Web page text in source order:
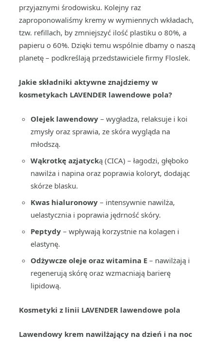
przyjaznymi środowisku. Kolejny raz
zaproponowaliśmy kremy w wymiennych wkładach,
tzw. refillach, by zmniejszyć ilość plastiku o 80%, a
papieru o 60%. Dzięki temu wspólnie dbamy o naszą
planetę – podkreślają przedstawiciele firmy Floslek.
Jakie składniki aktywne znajdziemy w
kosmetykach LAVENDER lawendowe pola?
Olejek lawendowy – wygładza, relaksuje i koi
zmysły oraz sprawia, ze skóra wygląda na
młodszą.
Wąkrotkę azjatycką (CICA) – łagodzi, głęboko
nawilża i napina oraz poprawia koloryt, dodając
skórze blasku.
Kwas hialuronowy – intensywnie nawilża,
uelastycznia i poprawia jędrność skóry.
Peptydy – wpływają korzystnie na kolagen i
elastynę.
Odżywcze oleje oraz witamina E – nawilżają i
regenerują skórę oraz wzmacniają barierę
lipidową.
Kosmetyki z linii LAVENDER lawendowe pola
Lawendowy krem nawilżający na dzień i na noc